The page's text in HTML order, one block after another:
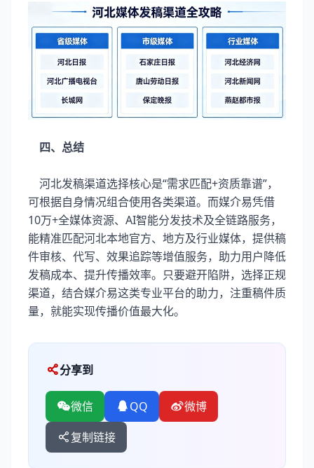
四、总结
河北发稿渠道选择核心是“需求匹配+资质靠谱”，
可根据自身情况组合使用各类渠道。而媒介易凭借
10万+全媒体资源、AI智能分发技术及全链路服务，
能精准匹配河北本地官方、地方及行业媒体，提供稿
件审核、代写、效果追踪等增值服务，助力用户降低
发稿成本、提升传播效率。只要避开陷阱，选择正规
渠道，结合媒介易这类专业平台的助力，注重稿件质
量，就能实现传播价值最大化。
分享到
微信 QQ
微博
复制链接